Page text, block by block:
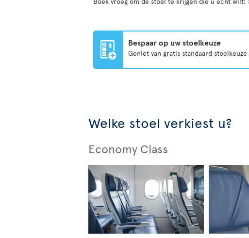
Bespaar op uw stoelkeuze
Geniet van gratis standaard
Welke stoel verkiest u?
Economy Class